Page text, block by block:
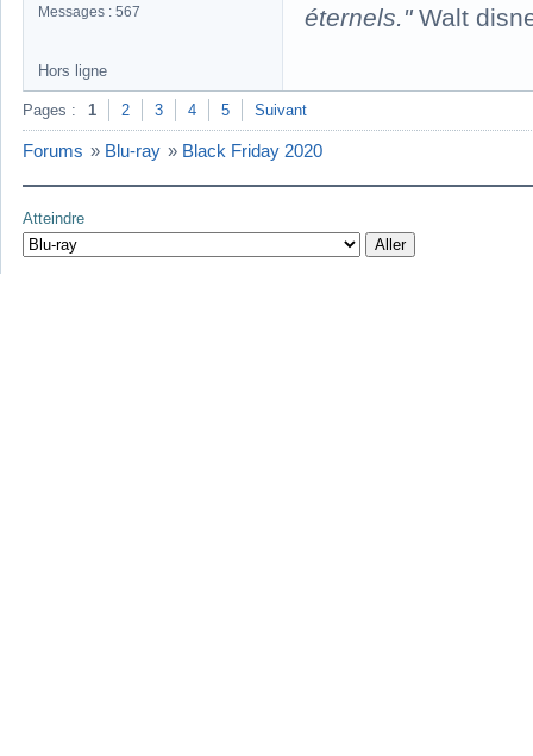
Messages : 567
éternels."Walt
Hors ligne
Pages : 1 2 3 4 5 Suivant
Forums » Blu-ray » Black Friday 2020
Atteindre